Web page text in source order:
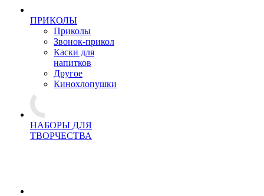
ПРИКОЛЫ
Приколы
Звонок-прикол
Каски для
напитков
Другое
Кинохлопушки
НАБОРЫ ДЛЯ
ТВОРЧЕСТВА